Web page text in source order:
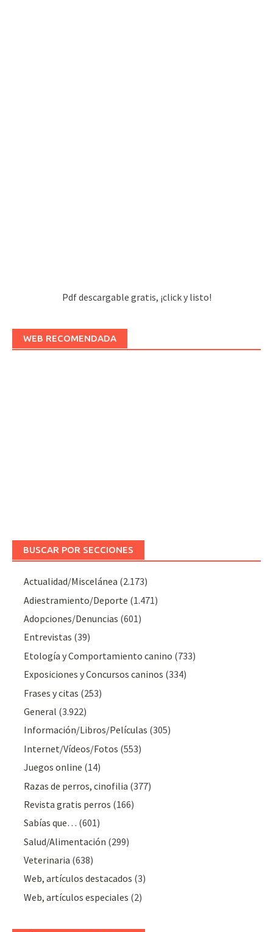
Pdf descargable gratis, ¡click y listo!
WEB RECOMENDADA
BUSCAR POR SECCIONES
Actualidad/Miscelánea (2.173)
Adiestramiento/Deporte (1.471)
Adopciones/Denuncias (601)
Entrevistas (39)
Etología y Comportamiento canino (733)
Exposiciones y Concursos caninos (334)
Frases y citas (253)
General (3.922)
Información/Libros/Películas (305)
Internet/Vídeos/Fotos (553)
Juegos online (14)
Razas de perros, cinofilia (377)
Revista gratis perros (166)
Sabías que… (601)
Salud/Alimentación (299)
Veterinaria (638)
Web, artículos destacados (3)
Web, artículos especiales (2)